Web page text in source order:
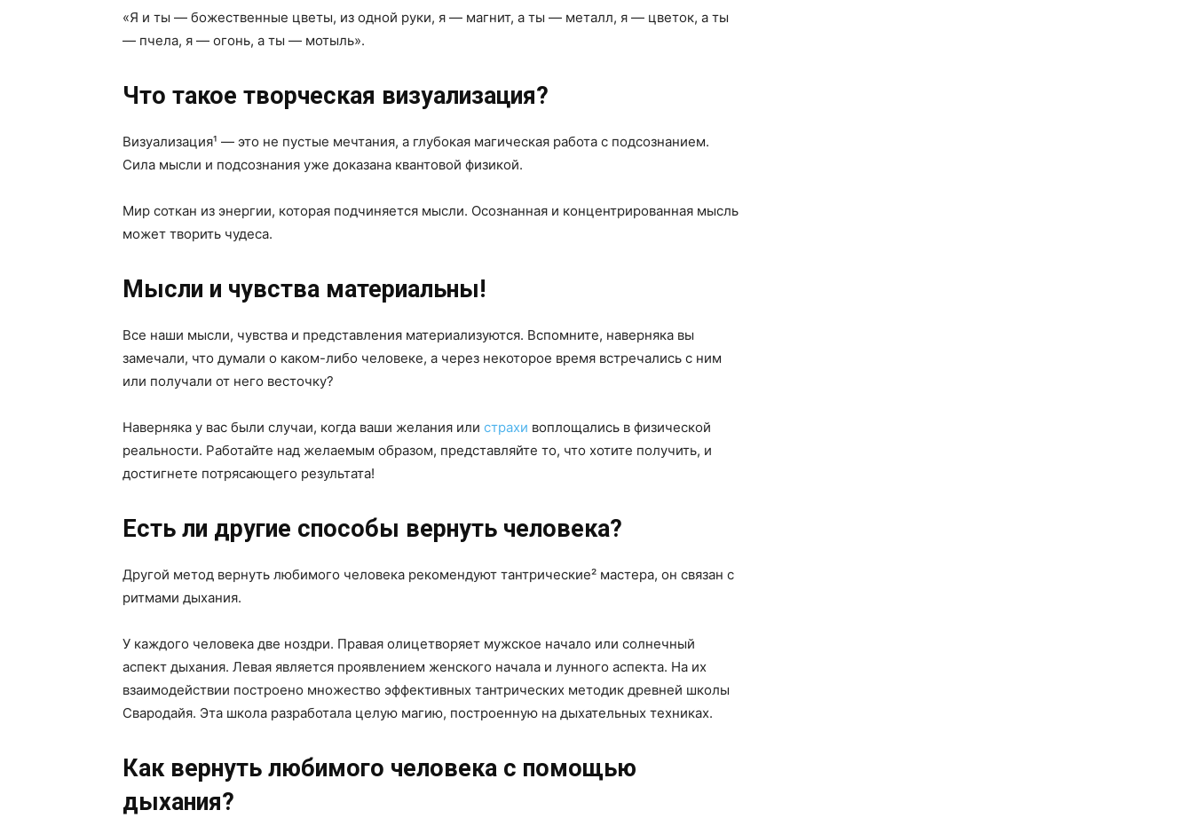
«Я и ты — божественные цветы, из одной руки, я — магнит, а ты — металл, я — цветок, а ты
— пчела, я — огонь, а ты — мотыль».
Что такое творческая визуализация?
Визуализация¹ — это не пустые мечтания, а глубокая магическая работа с подсознанием.
Сила мысли и подсознания уже доказана квантовой физикой.
Мир соткан из энергии, которая подчиняется мысли. Осознанная и концентрированная мысль
может творить чудеса.
Мысли и чувства материальны!
Все наши мысли, чувства и представления материализуются. Вспомните, наверняка вы
замечали, что думали о каком-либо человеке, а через некоторое время встречались с ним
или получали от него весточку?
Наверняка у вас были случаи, когда ваши желания или страхи воплощались в физической
реальности. Работайте над желаемым образом, представляйте то, что хотите получить, и
достигнете потрясающего результата!
Есть ли другие способы вернуть человека?
Другой метод вернуть любимого человека рекомендуют тантрические² мастера, он связан с
ритмами дыхания.
У каждого человека две ноздри. Правая олицетворяет мужское начало или солнечный
аспект дыхания. Левая является проявлением женского начала и лунного аспекта. На их
взаимодействии построено множество эффективных тантрических методик древней школы
Свародайя. Эта школа разработала целую магию, построенную на дыхательных техниках.
Как вернуть любимого человека с помощью
дыхания?